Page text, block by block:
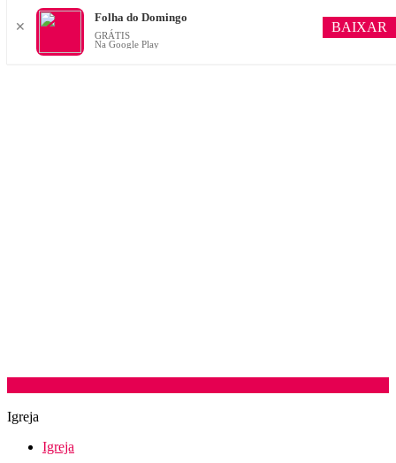
Igreja
Igreja
✕
Folha do Domingo
GRÁTIS
Na Google Play
BAIXAR